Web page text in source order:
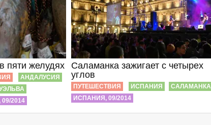
пяти желудях
АНДАЛУСИЯ
2014
Саламанка зажигает с четырех
углов
ПУТЕШЕСТВИЯ ИСПАНИЯ
САЛАМАНКА
ИСПАНИЯ, 09/2014